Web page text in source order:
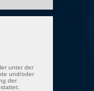
unter der
und/oder
der